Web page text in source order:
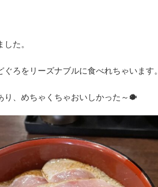
た。
ろをリーズナブルに食べれちゃいます。
、めちゃくちゃおいしかった～🐡